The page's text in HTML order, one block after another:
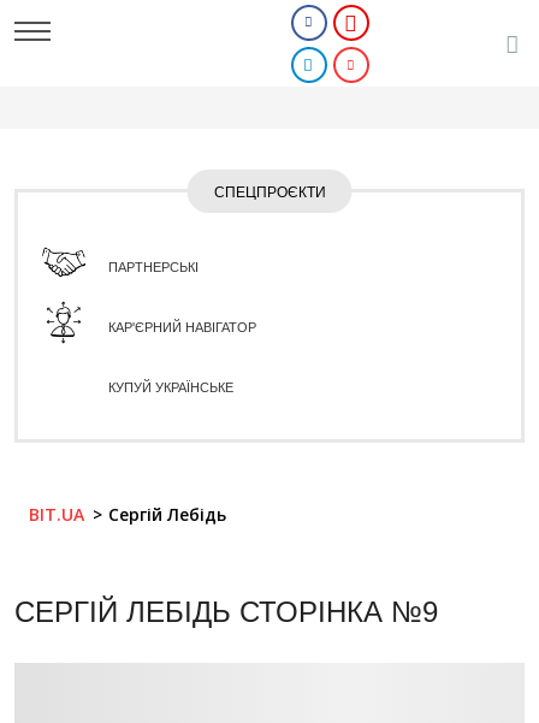
СПЕЦПРОЄКТИ
ПАРТНЕРСЬКІ
КАР'ЄРНИЙ НАВІГАТОР
КУПУЙ УКРАЇНСЬКЕ
BIT.UA Сергій Лебідь
СЕРГІЙ ЛЕБІДЬ СТОРІНКА №9